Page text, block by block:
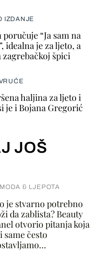
IZDANJE
“Ja sam na
idealna je za ljeto, a
zagrebačkoj špici
haljina za ljeto i
je i Bojana Gregorić
JOŠ
& LJEPOTA
je stvarno potrebno
da zablista? Beauty
otvorio pitanja koja
same često